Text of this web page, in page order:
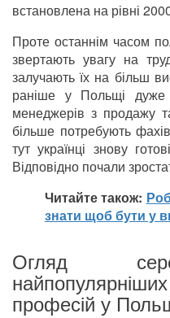
встановлена на рівні
Проте останнім часом
звертають увагу на
залучають їх на більш
раніше у Польщі дуже
менеджерів з продажу
більше потребують
тут українці знову
Відповідно почали
Читайте також:
знати щоб бути у
Огляд
професій у